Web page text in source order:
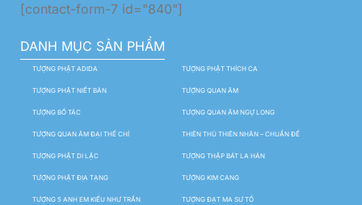
[contact-form-7 id="840"]
DANH MỤC SẢN PHẨM
TƯỢNG PHẬT ADIDA TƯỢNG PHẬT THÍCH CA
TƯỢNG PHẬT NIẾT BÀN TƯỢNG QUAN ÂM
TƯỢNG BỒ TÁC TƯỢNG QUAN ÂM NGỰ LONG
TƯỢNG QUAN ÂM ĐẠI THẾ CHÍ THIÊN THỦ THIÊN NHÃN – CHUẨN ĐỀ
TƯỢNG PHẬT DI LẶC TƯỢNG THẬP BÁT LA HÁN
TƯỢNG PHẬT ĐỊA TẠNG TƯỢNG KIM CANG
TƯỢNG 5 ANH EM KIỀU NHƯ TRẦN TƯỢNG ĐẠT MA SƯ TỔ